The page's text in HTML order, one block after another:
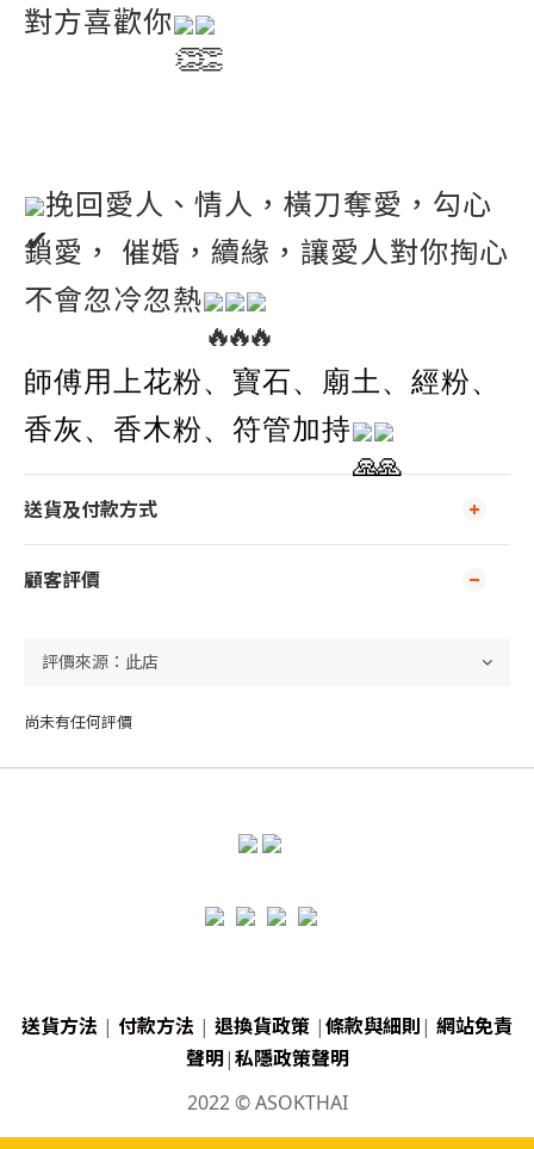
對方喜歡你
挽回愛人、情人，橫刀奪愛，勾心
鎖愛， 催婚，續緣，讓愛人對你掏心
不會忽冷忽熱
師傅用上花粉、寶石、廟土、經粉、
香灰、香木粉、符管加持
送貨及付款方式
顧客評價
尚未有任何評價
送貨方法 | 付款方法 | 退換貨政策 |條款與細則| 網站免責
聲明|私隱政策聲明
2022 © ASOKTHAI